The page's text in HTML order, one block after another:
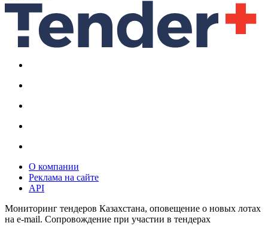
О компании
Реклама на сайте
API
Мониторинг тендеров Казахстана, оповещение о новых лотах
на e-mail. Сопровождение при участии в тендерах